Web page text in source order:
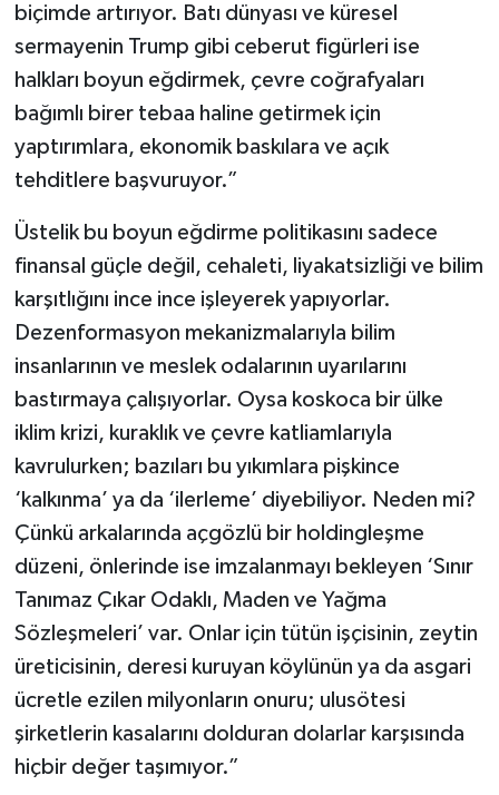
biçimde artırıyor. Batı dünyası ve küresel
sermayenin Trump gibi ceberut figürleri ise
halkları boyun eğdirmek, çevre coğrafyaları
bağımlı birer tebaa haline getirmek için
yaptırımlara, ekonomik baskılara ve açık
tehditlere başvuruyor.”
Üstelik bu boyun eğdirme politikasını sadece
finansal güçle değil, cehaleti, liyakatsizliği ve bilim
karşıtlığını ince ince işleyerek yapıyorlar.
Dezenformasyon mekanizmalarıyla bilim
insanlarının ve meslek odalarının uyarılarını
bastırmaya çalışıyorlar. Oysa koskoca bir ülke
iklim krizi, kuraklık ve çevre katliamlarıyla
kavrulurken; bazıları bu yıkımlara pişkince
‘kalkınma’ ya da ‘ilerleme’ diyebiliyor. Neden mi?
Çünkü arkalarında açgözlü bir holdingleşme
düzeni, önlerinde ise imzalanmayı bekleyen ‘Sınır
Tanımaz Çıkar Odaklı, Maden ve Yağma
Sözleşmeleri’ var. Onlar için tütün işçisinin, zeytin
üreticisinin, deresi kuruyan köylünün ya da asgari
ücretle ezilen milyonların onuru; ulusötesi
şirketlerin kasalarını dolduran dolarlar karşısında
hiçbir değer taşımıyor.”